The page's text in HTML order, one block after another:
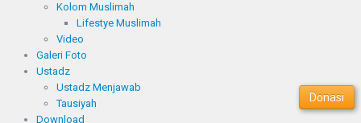
Donasi
Kolom Muslimah
Lifestye Muslimah
Video
Galeri Foto
Ustadz
Ustadz Menjawab
Tausiyah
Download